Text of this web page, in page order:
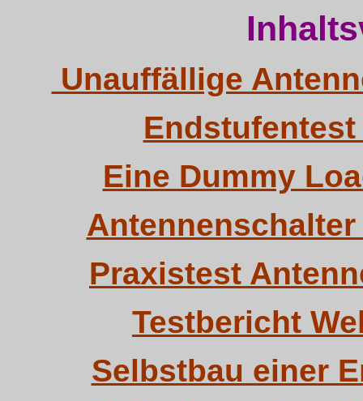
Unauffällige
Endstufentest
Eine Dummy
Praxistest
Testbericht
Selbstbau einer